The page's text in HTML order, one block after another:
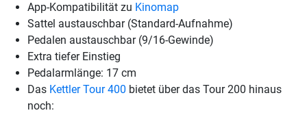
App-Kompatibilität zu Kinomap
Sattel austauschbar (Standard-Aufnahme)
Pedalen austauschbar (9/16-Gewinde)
Extra tiefer Einstieg
Pedalarmlänge: 17 cm
Das Kettler Tour 400 bietet über das Tour 200 hinaus
noch: